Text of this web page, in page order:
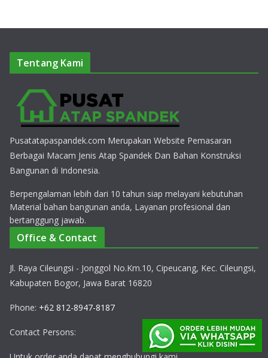
Tentang Kami
Pusatatapaspandek.com Merupakan Website Pemasaran
Berbagai Macam Jenis Atap Spandek Dan Bahan Konstruksi
Bangunan di Indonesia.
Berpengalaman lebih dari 10 tahun siap melayani kebutuhan
Material bahan bangunan anda, Layanan profesional dan
bertanggung jawab.
Office & Contact
Jl. Raya Cileungsi - Jonggol No.Km.10, Cipeucang, Kec. Cileungsi,
Kabupaten Bogor, Jawa Barat 16820
Phone: +62 812-8947-8187
Contact Persons: